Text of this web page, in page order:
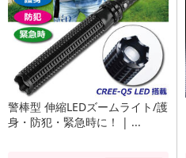
警棒型 伸縮LEDズームライト/護
身・防犯・緊急時に！ | ...